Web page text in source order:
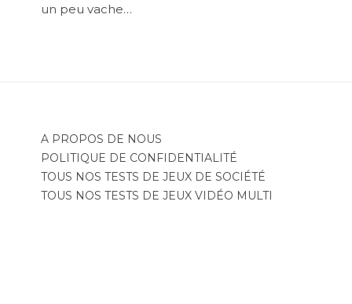
un peu vache…
A PROPOS DE NOUS
POLITIQUE DE CONFIDENTIALITÉ
TOUS NOS TESTS DE JEUX DE SOCIÉTÉ
TOUS NOS TESTS DE JEUX VIDÉO MULTI